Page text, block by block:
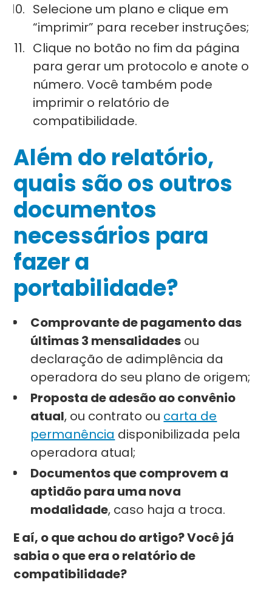
Selecione um plano e clique em
“imprimir” para receber instruções;
Clique no botão no fim da página
para gerar um protocolo e anote o
número. Você também pode
imprimir o relatório de
compatibilidade.
Além do relatório,
quais são os outros
documentos
necessários para
fazer a
portabilidade?
Comprovante de pagamento das
últimas 3 mensalidades ou
declaração de adimplência da
operadora do seu plano de origem;
Proposta de adesão ao convênio
atual, ou contrato ou carta de
permanência disponibilizada pela
operadora atual;
Documentos que comprovem a
aptidão para uma nova
modalidade, caso haja a troca.
E aí, o que achou do artigo? Você já
sabia o que era o relatório de
compatibilidade?